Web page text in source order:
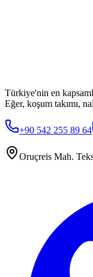
Türkiye'nin en
Eğer, koşum takımı,
+90 542 255 89 64
Oruçreis Mah.